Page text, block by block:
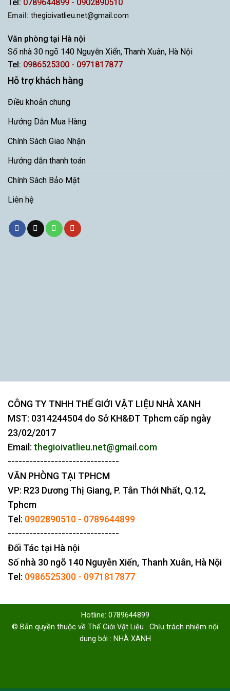
Tel: 0789644899 - 0902890510
Email: thegioivatlieu.net@gmail.com
Văn phòng tại Hà nội
Số nhà 30 ngõ 140 Nguyễn Xiển, Thanh Xuân, Hà Nội
Tel: 0986525300 - 0971817877
Hỗ trợ khách hàng
Điều khoản chung
Hướng Dẫn Mua Hàng
Chính Sách Giao Nhận
Hướng dẫn thanh toán
Chính Sách Bảo Mật
Liên hệ
CÔNG TY TNHH THẾ GIỚI VẬT LIỆU NHÀ XANH
MST: 0314244504 do Sở KH&ĐT Tphcm cấp ngày
23/02/2017
Email: thegioivatlieu.net@gmail.com
-------------------------------
VĂN PHÒNG TẠI TPHCM
VP: R23 Dương Thị Giang, P. Tân Thới Nhất, Q.12,
Tphcm
Tel: 0902890510 - 0789644899
-------------------------------
Đối Tác tại Hà nội
Số nhà 30 ngõ 140 Nguyễn Xiển, Thanh Xuân, Hà Nội
Tel: 0986525300 - 0971817877
Hotline: 0789644899
© Bản quyền thuộc về Thế Giới Vật Liệu . Chịu trách nhiệm nội
dung bởi : NHÀ XANH